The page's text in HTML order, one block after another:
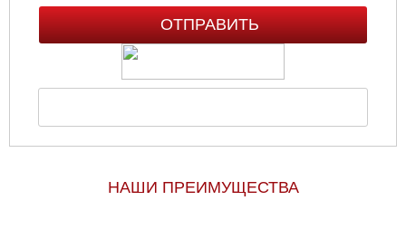
НАШИ ПРЕИМУЩЕСТВА